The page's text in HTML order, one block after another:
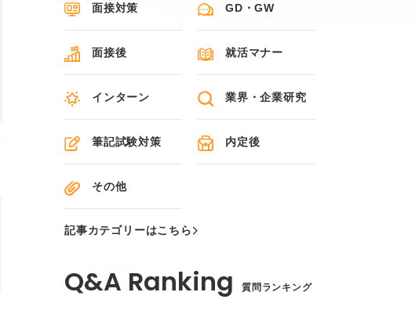
面接対策 GD・GW
面接後 就活マナー
インターン 業界・企業研究
筆記試験対策 内定後
その他
記事カテゴリーはこちら
質問ランキング